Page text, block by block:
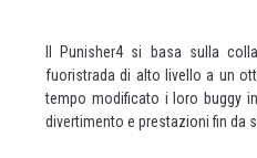
Il Punisher4 si basa sulla
fuoristrada di alto livello a un
tempo modificato i loro buggy
divertimento e prestazioni fin da